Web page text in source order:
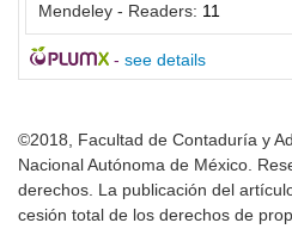
Mendeley - Readers: 11
- see details
©2018, Facultad de Contaduría y
Nacional Autónoma de México.
derechos. La publicación del
cesión total de los derechos de